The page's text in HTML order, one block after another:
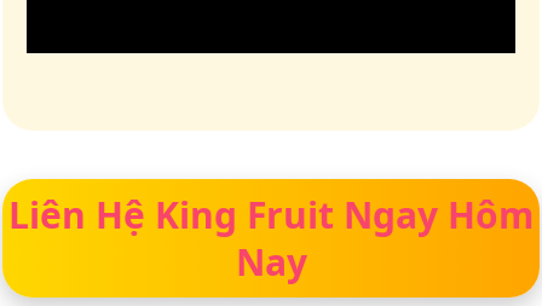
Liên Hệ King Fruit Ngay Hôm
Nay